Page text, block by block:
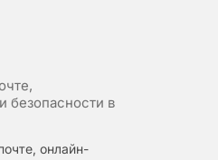
безопасности в
онлайн-